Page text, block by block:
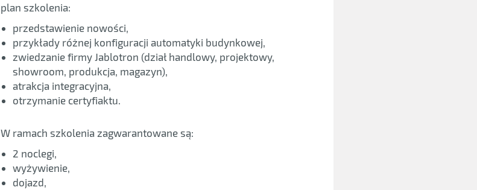
plan szkolenia:
przedstawienie nowości,
przykłady różnej konfiguracji automatyki budynkowej,
zwiedzanie firmy Jablotron (dział handlowy, projektowy,
showroom, produkcja, magazyn),
atrakcja integracyjna,
otrzymanie certyfiaktu.
W ramach szkolenia zagwarantowane są:
2 noclegi,
wyżywienie,
dojazd,